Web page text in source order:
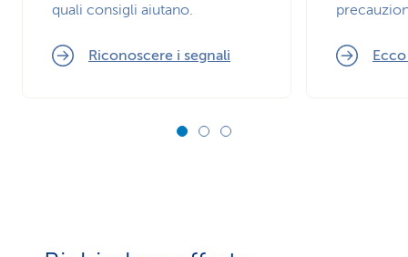
quali consigli aiutano.
Riconoscere i segnali